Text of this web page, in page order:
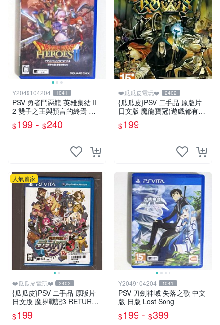
Y2049104204 1041
PSV 勇者鬥惡龍 英雄集結 II
2 雙子之王與預言的終焉 日
版
$199 - $240
❤️瓜瓜皮電玩❤️ 2402
{瓜瓜皮}PSV 二手品 原版片
日文版 魔龍寶冠(遊戲都有回
收)
$199
人氣賣家
❤️瓜瓜皮電玩❤️ 2402
{瓜瓜皮}PSV 二手品 原版片
日文版 魔界戰記3 RETURN
(遊戲都有回收)
$199
Y2049104204 1041
PSV 刀劍神域 失落之歌 中文
版 日版 Lost Song
$199 - $399